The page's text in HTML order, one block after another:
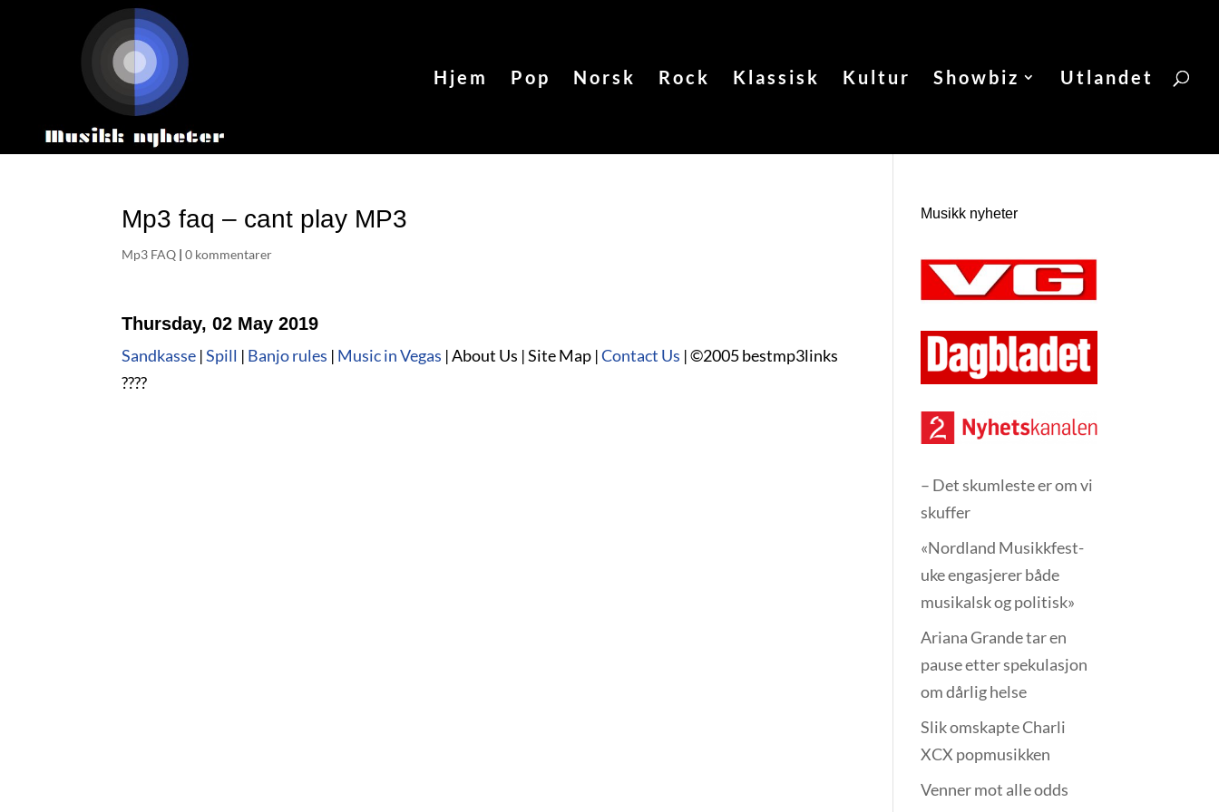
Hjem Pop Norsk Rock Klassisk Kultur Showbiz Utlandet
Mp3 faq – cant play MP3
Mp3 FAQ |0 kommentarer
Thursday, 02 May 2019
Sandkasse |Spill | Banjo rules | Music in Vegas | About Us | Site Map |Contact Us | ©2005 bestmp3links
????
Musikk nyheter
– Det skumleste er om vi
skuffer
«Nordland Musikkfest­
uke engasjerer både
musikalsk og politisk»
Ariana Grande tar en
pause etter spekulasjon
om dårlig helse
Slik omskapte Charli
XCX popmusikken
Venner mot alle odds